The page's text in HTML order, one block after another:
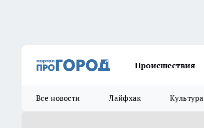
Происшествия
Все новости Лайфхак Культура